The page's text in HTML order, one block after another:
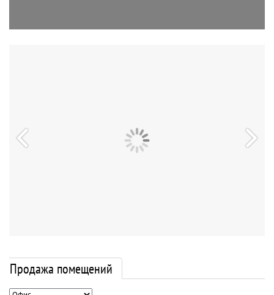
Продажа помещений